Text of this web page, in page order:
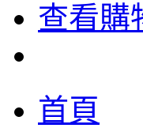
查看購
首頁